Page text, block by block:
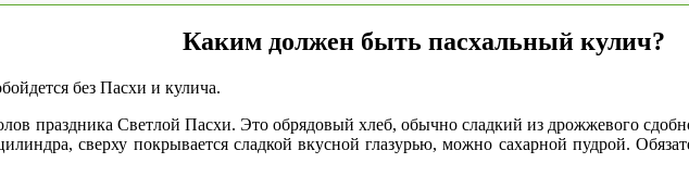
Каким должен быть пасхальный кулич?
без Пасхи и кулича.
праздника Светлой Пасхи. Это обрядовый хлеб, обычно сладкий из дрожжевого
сверху покрывается сладкой вкусной глазурью, можно сахарной пудрой.